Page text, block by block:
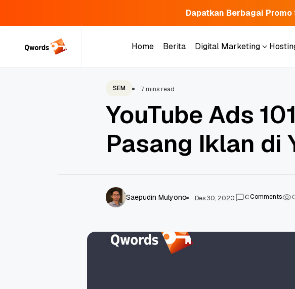
Dapatkan Berbagai
Home
Berita
Digital Marketing
SEM 7 mins read
YouTube Ads
Pasang Iklan di
Saepudin Mulyono Des 30, 2020 0Comments 0